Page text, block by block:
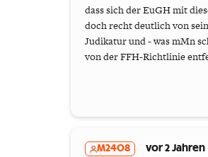
dass sich der EuGH mit
doch recht deutlich von
Judikatur und - was mMn
von der FFH-Richtlinie
M2408 vor 2 Jahren